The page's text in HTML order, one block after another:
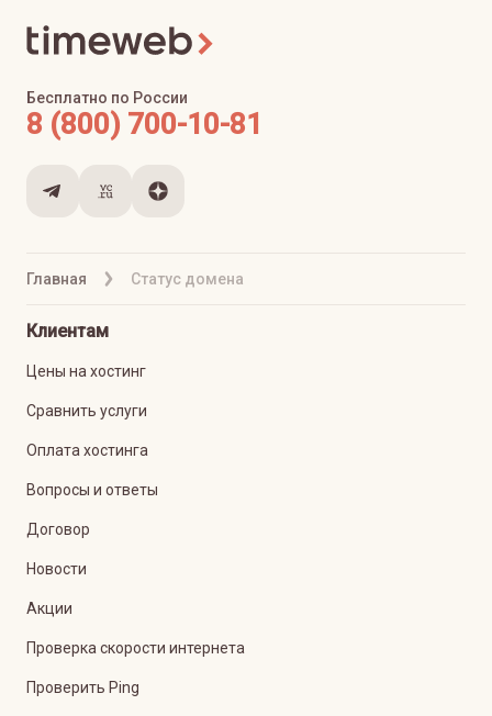
Главная Статус домена
Бесплатно по России
8 (800) 700-10-81
Клиентам
Цены на хостинг
Сравнить услуги
Оплата хостинга
Вопросы и ответы
Договор
Новости
Акции
Проверка скорости интернета
Проверить Ping